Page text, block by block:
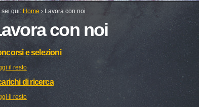
sei qui: Home › Lavora con noi
con noi
e selezioni
il resto
di ricerca
il resto